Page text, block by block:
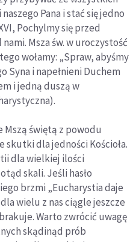
Pana i stać się jedno
Pochylmy się przed
Msza św. w uroczystość
wołamy: „Spraw, abyśmy
Syna i napełnieni Duchem
i jedną duszą w
Mszą świętą z powodu
skutki dla jedności Kościoła.
dla wielkiej ilości
skali. Jeśli hasło
brzmi „Eucharystia daje
wielu z nas ciągle jeszcze
Warto zwrócić uwagę
skądinąd prób